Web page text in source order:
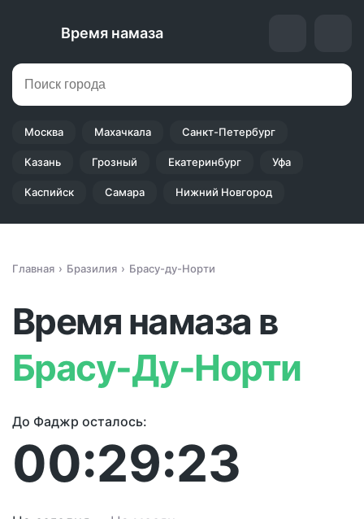
Время намаза
Москва Махачкала Санкт-Петербург
Казань Грозный Екатеринбург Уфа
Каспийск Самара Нижний Новгород
Главная Бразилия Брасу-ду-Норти
Время намаза в
Брасу-Ду-Норти
До Фаджр осталось:
00:29:23